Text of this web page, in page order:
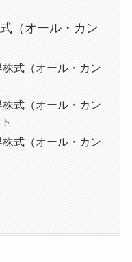
（オール・カン
式（オール・カン
式（オール・カン
式（オール・カン